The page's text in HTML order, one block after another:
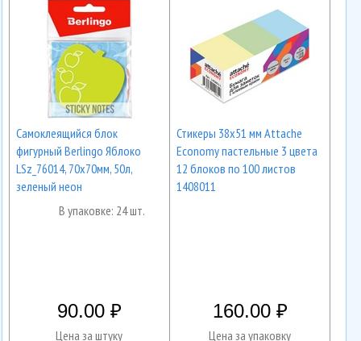
Самоклеящийся блок
фигурный Berlingo Яблоко
LSz_76014, 70х70мм, 50л,
зеленый неон
В упаковке: 24 шт.
90.00
Цена за штуку
Стикеры 38x51 мм Attache
Economy пастельные 3 цвета
12 блоков по 100 листов
1408011
160.00
Цена за упаковку